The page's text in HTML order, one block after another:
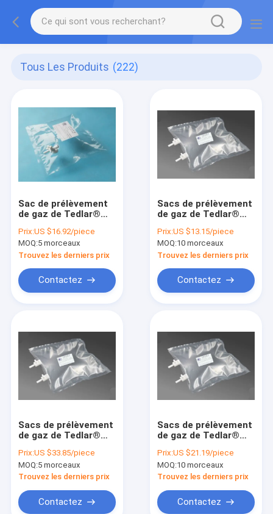
Tous Les Produits (222)
Sac de prélèvement
de gaz de Tedlar®
PC de côté-
ouverture de robinet
avec le port 1/4"
6.35m TDL21_8L de
septum de silicone
Prix:US $16.92/piece
MOQ:5 morceaux
Trouvez les derniers prix
Contactez
Sacs de prélèvement
de gaz de Tedlar®
de PTFE/outre de
l'airbag de la double-
valve TDL32C_1L
(sac d'échantillon
d'air) Dupont Tedlar
Prix:US $13.15/piece
MOQ:10 morceaux
Trouvez les derniers prix
Contactez
Sacs de prélèvement
de gaz de Tedlar®
la Chine avec l'airbag
de la double-valve
TDL32C_25L (sac
Dupont Tedlar de
PTFE
Prix:US $33.85/piece
MOQ:5 morceaux
Trouvez les derniers prix
Contactez
Sacs de prélèvement
de gaz de Tedlar®
double-droit
d'échantillon d'air de
la valve TDL32C_8L
d'air) Dupont Tedlar
de PTFE
Prix:US $21.19/piece
MOQ:10 morceaux
Trouvez les derniers prix
Contactez